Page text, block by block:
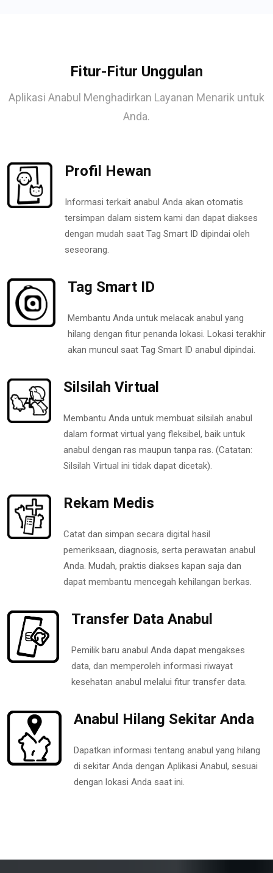
Fitur-Fitur Unggulan
Aplikasi Anabul Menghadirkan Layanan Menarik untuk
Anda.
Profil Hewan
Informasi terkait anabul Anda akan otomatis
tersimpan dalam sistem kami dan dapat diakses
dengan mudah saat Tag Smart ID dipindai oleh
seseorang.
Tag Smart ID
Membantu Anda untuk melacak anabul yang
hilang dengan fitur penanda lokasi. Lokasi terakhir
akan muncul saat Tag Smart ID anabul dipindai.
Silsilah Virtual
Membantu Anda untuk membuat silsilah anabul
dalam format virtual yang fleksibel, baik untuk
anabul dengan ras maupun tanpa ras. (Catatan:
Silsilah Virtual ini tidak dapat dicetak).
Rekam Medis
Catat dan simpan secara digital hasil
pemeriksaan, diagnosis, serta perawatan anabul
Anda. Mudah, praktis diakses kapan saja dan
dapat membantu mencegah kehilangan berkas.
Transfer Data Anabul
Pemilik baru anabul Anda dapat mengakses
data, dan memperoleh informasi riwayat
kesehatan anabul melalui fitur transfer data.
Anabul Hilang Sekitar Anda
Dapatkan informasi tentang anabul yang hilang
di sekitar Anda dengan Aplikasi Anabul, sesuai
dengan lokasi Anda saat ini.